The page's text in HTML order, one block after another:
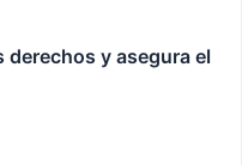
derechos y asegura el